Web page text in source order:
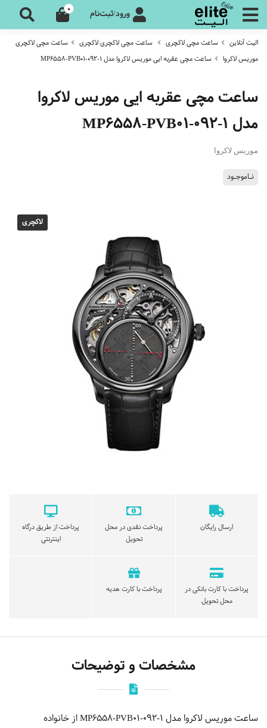
ورود/ثبت‌نام 0
الیت آنلاین ساعت مچی لاکچری ساعت مچی لاکچری لاکچری
ساعت مچی لاکچری
موریس لاکروا
ساعت مچی عقربه ایی موریس لاکروا مدل MP6558-PVB01-092-1
ساعت مچی عقربه ایی موریس لاکروا
مدل MP6558-PVB01-092-1
موریس لاکروا
نـاموجـود
لاکچری
ارسال رایگان
پرداخت نقدی در محل
تحویل
پرداخت از طریق درگاه
اینترنتی
پرداخت با کارت بانکی در
محل تحویل
پرداخت با کارت هدیه
مشخصات و توضیحات
ساعت موریس لاکروا مدل MP6558-PVB01-092-1 از خانواده